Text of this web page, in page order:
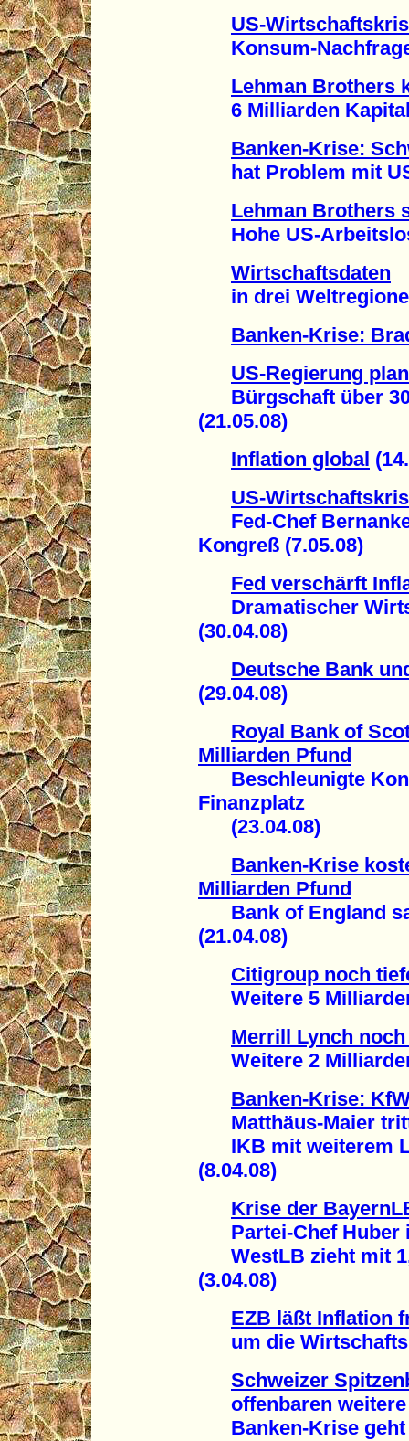
US-
Konsum-Nachfrage
Lehman Brothers
6 Milliarden
Banken-Krise:
hat Problem mit
Lehman Brothers
Hohe US-
Wirtschaftsdaten
in drei
Banken-Krise:
US-Regierung
Bürgschaft über
(21.05.08)
Inflation global
US-
Fed-Chef
Kongreß (7.05.08)
Fed verschärft
Dramatischer
(30.04.08)
Deutsche Bank
(29.04.08)
Royal Bank of
Milliarden Pfund
Beschleunigte
Finanzplatz
(23.04.08)
Banken-Krise
Milliarden Pfund
Bank of England
(21.04.08)
Citigroup noch
Weitere 5
Merrill Lynch
Weitere 2
Banken-Krise:
Matthäus-Maier
IKB mit weiterem
(8.04.08)
Krise der
Partei-Chef Huber
WestLB zieht mit
(3.04.08)
EZB läßt Inflation
um die
Schweizer
offenbaren weitere
Banken-Krise geht